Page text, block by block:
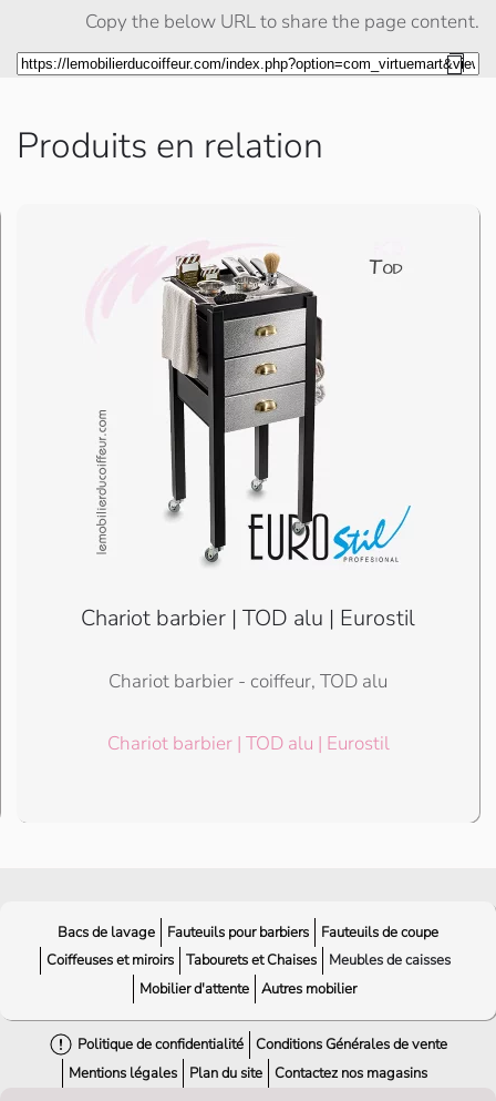
Copy the below URL to share the page content.
Produits en relation
Chariot barbier | TOD alu | Eurostil
Chariot barbier - coiffeur, TOD alu
Chariot barbier | TOD alu | Eurostil
Bacs de lavage Fauteuils pour barbiers
Fauteuils de coupe
Coiffeuses et miroirs
Tabourets et Chaises
Meubles de caisses
Mobilier d'attente
Autres mobilier
Politique de confidentialité
Conditions Générales de vente
Mentions légales
Plan du site Contactez nos magasins